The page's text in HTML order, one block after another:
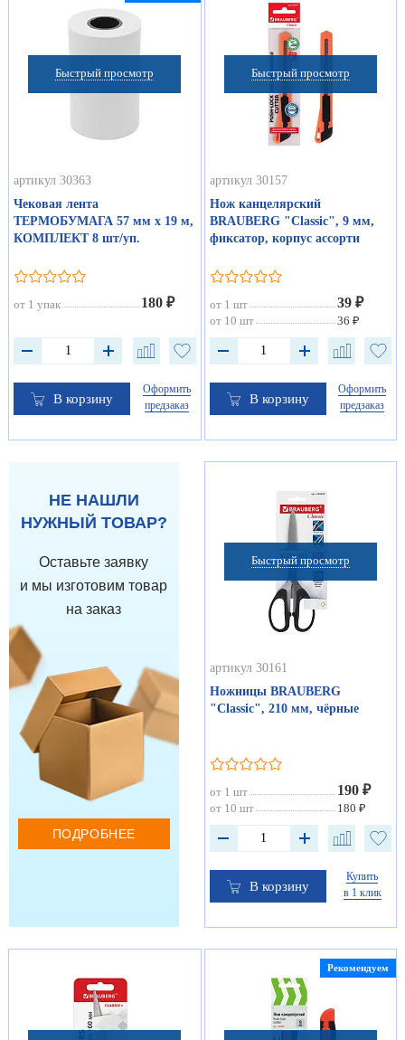
Быстрый просмотр
артикул 30363
Чековая лента
ТЕРМОБУМАГА 57 мм х 19 м,
КОМПЛЕКТ 8 шт/уп.
от 1 упак 180 ₽
В корзину
Оформить
предзаказ
Быстрый просмотр
артикул 30157
Нож канцелярский
BRAUBERG "Classic", 9 мм,
фиксатор, корпус ассорти
от 1 шт 39 ₽
от 10 шт 36 ₽
В корзину
Оформить
предзаказ
НЕ НАШЛИ
НУЖНЫЙ ТОВАР?
Оставьте заявку
и мы изготовим товар
на заказ
ПОДРОБНЕЕ
Быстрый просмотр
артикул 30161
Ножницы BRAUBERG
"Classic", 210 мм, чёрные
от 1 шт 190 ₽
от 10 шт 180 ₽
В корзину
Купить
в 1 клик
Рекомендуем